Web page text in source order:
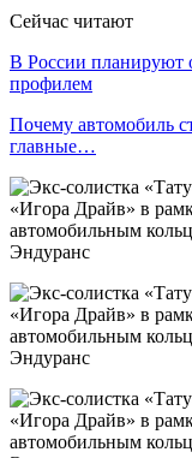
Сейчас читают
В России планируют
профилем
Почему автомобиль
главные…